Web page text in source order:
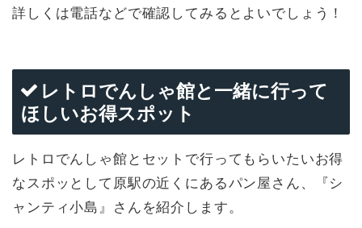
詳しくは電話などで確認してみるとよいでしょう！
レトロでんしゃ館と一緒に行って
ほしいお得スポット
レトロでんしゃ館とセットで行ってもらいたいお得
なスポッとして原駅の近くにあるパン屋さん、『シ
ャンティ小島』さんを紹介します。